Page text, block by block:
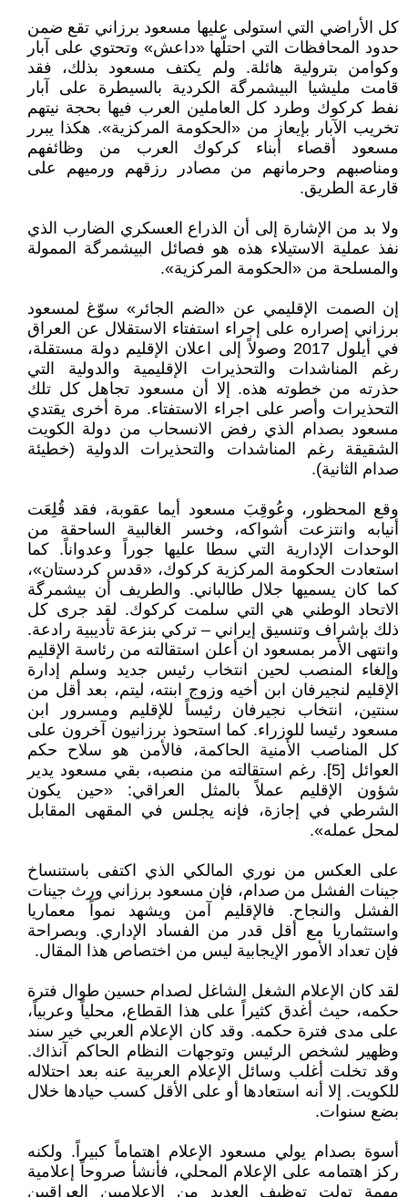
كل الأراضي التي استولى عليها مسعود برزاني تقع ضمن
حدود المحافظات التي احتلّها «داعش» وتحتوي على آبار
وكوامن بترولية هائلة. ولم يكتف مسعود بذلك، فقد
قامت مليشيا البيشمرگة الكردية بالسيطرة على آبار
نفط كركوك وطرد كل العاملين العرب فيها بحجة نيتهم
تخريب الآبار بإيعاز من «الحكومة المركزية». هكذا يبرر
مسعود أقصاء أبناء كركوك العرب من وظائفهم
ومناصبهم وحرمانهم من مصادر رزقهم ورميهم على
قارعة الطريق.
ولا بد من الإشارة إلى أن الذراع العسكري الضارب الذي
نفذ عملية الاستيلاء هذه هو فصائل البيشمرگة الممولة
والمسلحة من «الحكومة المركزية».
إن الصمت الإقليمي عن «الضم الجائر» سوّغ لمسعود
برزاني إصراره على إجراء استفتاء الاستقلال عن العراق
في أيلول 2017 وصولاً إلى اعلان الإقليم دولة مستقلة،
رغم المناشدات والتحذيرات الإقليمية والدولية التي
حذرته من خطوته هذه. إلا أن مسعود تجاهل كل تلك
التحذيرات وأصر على اجراء الاستفتاء. مرة أخرى يقتدي
مسعود بصدام الذي رفض الانسحاب من دولة الكويت
الشقيقة رغم المناشدات والتحذيرات الدولية (خطيئة
صدام الثانية).
وقع المحظور، وعُوقِبَ مسعود أيما عقوبة، فقد قُلِعَت
أنيابه وانتزعت أشواكه، وخسر الغالبية الساحقة من
الوحدات الإدارية التي سطا عليها جوراً وعدواناً. كما
استعادت الحكومة المركزية كركوك، «قدس كردستان»،
كما كان يسميها جلال طالباني. والطريف أن بيشمرگة
الاتحاد الوطني هي التي سلمت كركوك. لقد جرى كل
ذلك بإشراف وتنسيق إيراني – تركي بنزعة تأديبية رادعة.
وانتهى الأمر بمسعود ان أعلن استقالته من رئاسة الإقليم
وإلغاء المنصب لحين انتخاب رئيس جديد وسلم إدارة
الإقليم لنجيرفان ابن أخيه وزوج ابنته، ليتم، بعد أقل من
سنتين، انتخاب نجيرفان رئيساً للإقليم ومسرور ابن
مسعود رئيسا للوزراء. كما استحوذ برزانيون آخرون على
كل المناصب الأمنية الحاكمة، فالأمن هو سلاح حكم
العوائل [5]. رغم استقالته من منصبه، بقي مسعود يدير
شؤون الإقليم عملاً بالمثل العراقي: «حين يكون
الشرطي في إجازة، فإنه يجلس في المقهى المقابل
لمحل عمله».
على العكس من نوري المالكي الذي اكتفى باستنساخ
جينات الفشل من صدام، فإن مسعود برزاني ورث جينات
الفشل والنجاح. فالإقليم آمن ويشهد نمواً معماريا
واستثماريا مع أقل قدر من الفساد الإداري. وبصراحة
فإن تعداد الأمور الإيجابية ليس من اختصاص هذا المقال.
لقد كان الإعلام الشغل الشاغل لصدام حسين طوال فترة
حكمه، حيث أغدق كثيراً على هذا القطاع، محلياً وعربياً،
على مدى فترة حكمه. وقد كان الإعلام العربي خير سند
وظهير لشخص الرئيس وتوجهات النظام الحاكم آنذاك.
وقد تخلت أغلب وسائل الإعلام العربية عنه بعد احتلاله
للكويت. إلا أنه استعادها أو على الأقل كسب حيادها خلال
بضع سنوات.
أسوة بصدام يولي مسعود الإعلام اهتماماً كبيراً. ولكنه
ركز اهتمامه على الإعلام المحلي، فأنشأ صروحاً إعلامية
مهمة تولت توظيف العديد من الإعلاميين العراقيين